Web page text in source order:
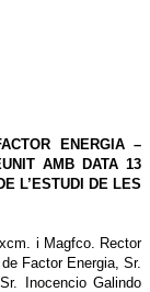
ENERGIA –
AMB DATA 13
L’ESTUDI DE LES
i Magfco. Rector
Factor Energia, Sr.
Inocencio Galindo